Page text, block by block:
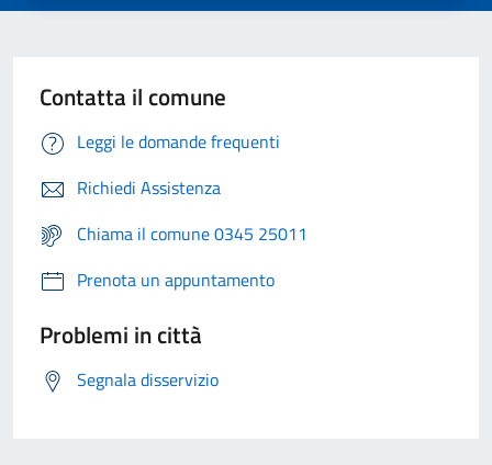
Contatta il comune
Leggi le domande frequenti
Richiedi Assistenza
Chiama il comune 0345 25011
Prenota un appuntamento
Problemi in città
Segnala disservizio